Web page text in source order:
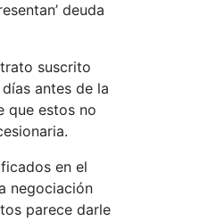
deuda
suscrito
antes de la
que estos no
en el
negociación
parece darle